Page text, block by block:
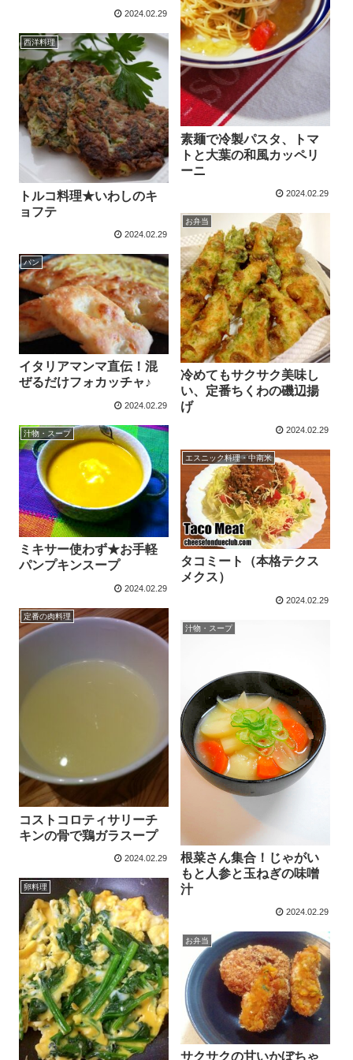
2024.02.29
素麺で冷製パスタ、トマ
トと大葉の和風カッペリ
ーニ
2024.02.29
西洋料理
トルコ料理★いわしのキ
ョフテ
2024.02.29
お弁当
冷めてもサクサク美味し
い、定番ちくわの磯辺揚
げ
2024.02.29
パン
イタリアマンマ直伝！混
ぜるだけフォカッチャ♪
2024.02.29
汁物・スープ
ミキサー使わず★お手軽
パンプキンスープ
2024.02.29
エスニック料理・中南米
タコミート（本格テクス
メクス）
2024.02.29
定番の肉料理
コストコロティサリーチ
キンの骨で鶏ガラスープ
2024.02.29
汁物・スープ
根菜さん集合！じゃがい
もと人参と玉ねぎの味噌
汁
2024.02.29
卵料理
お弁当
サクサクの甘いかぼちゃ